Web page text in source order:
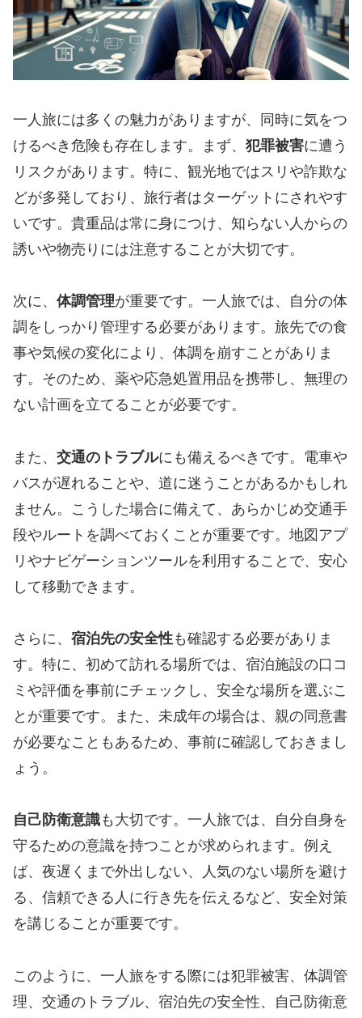
一人旅には多くの魅力がありますが、同時に気をつ
けるべき危険も存在します。まず、 犯罪被害に遭う
リスクがあります。特に、観光地ではスリや詐欺な
どが多発しており、旅行者はターゲットにされやす
いです。貴重品は常に身につけ、知らない人からの
誘いや物売りには注意することが大切です。
次に、 体調管理が重要です。一人旅では、自分の体
調をしっかり管理する必要があります。旅先での食
事や気候の変化により、体調を崩すことがありま
す。そのため、薬や応急処置用品を携帯し、無理の
ない計画を立てることが必要です。
また、 交通のトラブルにも備えるべきです。電車や
バスが遅れることや、道に迷うことがあるかもしれ
ません。こうした場合に備えて、あらかじめ交通手
段やルートを調べておくことが重要です。地図アプ
リやナビゲーションツールを利用することで、安心
して移動できます。
さらに、 宿泊先の安全性も確認する必要がありま
す。特に、初めて訪れる場所では、宿泊施設の口コ
ミや評価を事前にチェックし、安全な場所を選ぶこ
とが重要です。また、未成年の場合は、親の同意書
が必要なこともあるため、事前に確認しておきまし
ょう。
自己防衛意識も大切です。一人旅では、自分自身を
守るための意識を持つことが求められます。例え
ば、夜遅くまで外出しない、人気のない場所を避け
る、信頼できる人に行き先を伝えるなど、安全対策
を講じることが重要です。
このように、一人旅をする際には犯罪被害、体調管
理、交通のトラブル、宿泊先の安全性、自己防衛意